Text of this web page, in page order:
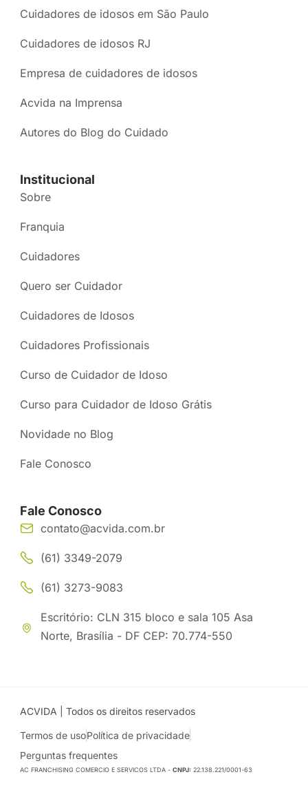
Cuidadores de idosos em São Paulo
Cuidadores de idosos RJ
Empresa de cuidadores de idosos
Acvida na Imprensa
Autores do Blog do Cuidado
Institucional
Sobre
Franquia
Cuidadores
Quero ser Cuidador
Cuidadores de Idosos
Cuidadores Profissionais
Curso de Cuidador de Idoso
Curso para Cuidador de Idoso Grátis
Novidade no Blog
Fale Conosco
Fale Conosco
contato@acvida.com.br
(61) 3349-2079
(61) 3273-9083
Escritório: CLN 315 bloco e sala 105 Asa
Norte, Brasília - DF CEP: 70.774-550
ACVIDA | Todos os direitos reservados
Termos de usoPolítica de privacidade
Perguntas frequentes
AC FRANCHISING COMERCIO E SERVICOS LTDA - CNPJ: 22.138.221/0001-63